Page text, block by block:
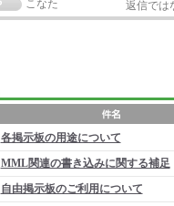
こなた 返信では
各掲示板の用途について
MML関連の書き込みに関する補足
自由掲示板のご利用について